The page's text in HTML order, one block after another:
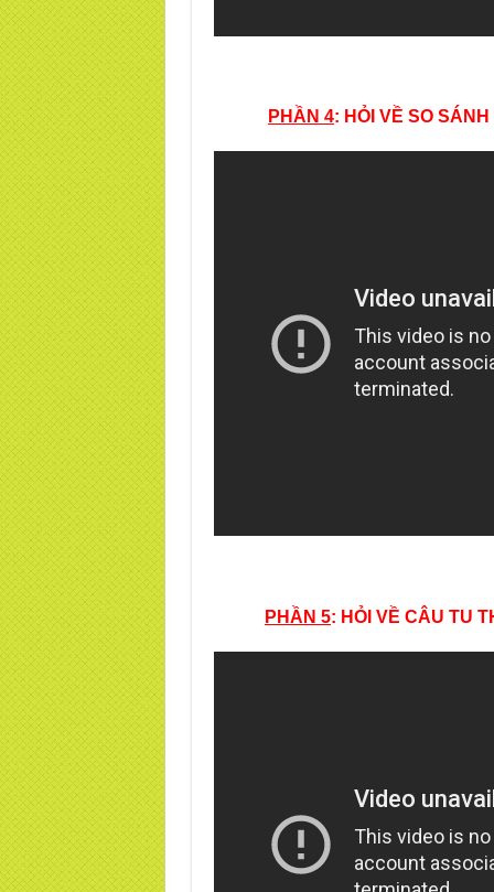
PHẦN 4: HỎI VỀ SO
PHẦN 5: HỎI VỀ CÂU TU